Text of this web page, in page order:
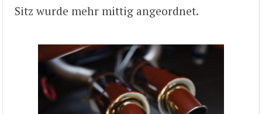
Sitz wurde mehr mittig angeordnet.